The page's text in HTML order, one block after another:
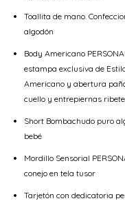
Toallita de mano.
algodón
Body Americano
estampa exclusiva de
Americano y abertura
cuello y entrepiernas
Short Bombachudo puro
bebé
Mordillo Sensorial
conejo en tela tusor
Tarjetón con dedicatoria